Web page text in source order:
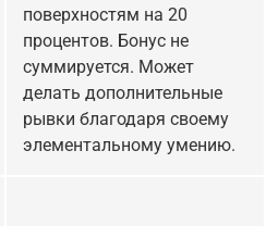
поверхностям на 20
процентов. Бонус не
суммируется. Может
делать дополнительные
рывки благодаря своему
элементальному умению.